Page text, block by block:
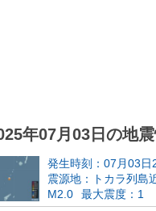
年07月03日の地
発生時刻：07月03日
震源地：トカラ列島
M2.0
最大震度：1